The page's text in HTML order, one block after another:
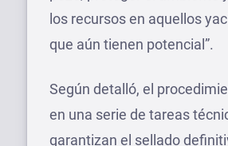
los recursos en aquellos
que aún tienen potencial”.
Según detalló, el
en una serie de tareas
garantizan el sellado